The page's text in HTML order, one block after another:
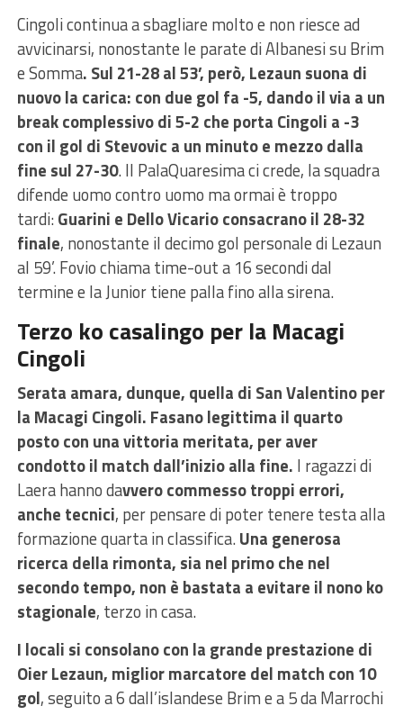
Cingoli continua a sbagliare molto e non riesce ad
avvicinarsi, nonostante le parate di Albanesi su Brim
e Somma. Sul 21-28 al 53’, però, Lezaun suona di
nuovo la carica: con due gol fa -5, dando il via a un
break complessivo di 5-2 che porta Cingoli a -3
con il gol di Stevovic a un minuto e mezzo dalla
fine sul 27-30. Il PalaQuaresima ci crede, la squadra
difende uomo contro uomo ma ormai è troppo
tardi:Guarini e Dello Vicario consacrano il 28-32
finale, nonostante il decimo gol personale di Lezaun
al 59’. Fovio chiama time-out a 16 secondi dal
termine e la Junior tiene palla fino alla sirena.
Terzo ko casalingo per la Macagi
Cingoli
Serata amara, dunque, quella di San Valentino per
la Macagi Cingoli. Fasano legittima il quarto
posto con una vittoria meritata, per aver
condotto il match dall’inizio alla fine. I ragazzi di
Laera hanno davvero commesso troppi errori,
anche tecnici, per pensare di poter tenere testa alla
formazione quarta in classifica.Una generosa
ricerca della rimonta, sia nel primo che nel
secondo tempo, non è bastata a evitare il nono ko
stagionale, terzo in casa.
I locali si consolano con la grande prestazione di
Oier Lezaun, miglior marcatore del match con 10
gol, seguito a 6 dall’islandese Brim e a 5 da Marrochi